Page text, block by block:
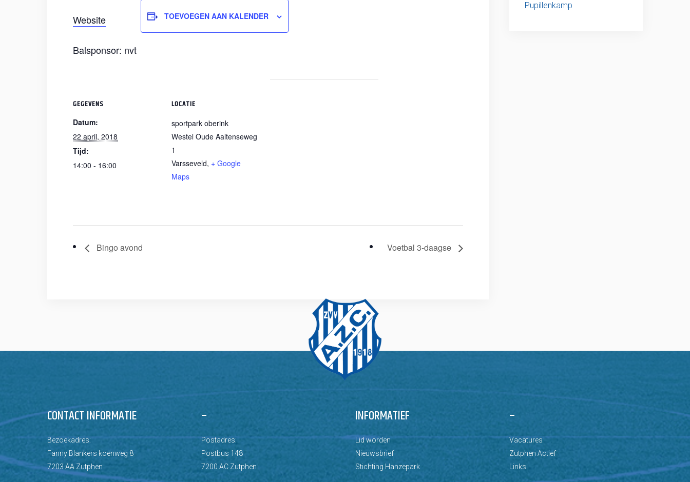
Website
Balsponsor: nvt
TOEVOEGEN AAN KALENDER
GEGEVENS
Datum:
22 april, 2018
Tijd:
14:00 - 16:00
LOCATIE
sportpark oberink
Westel Oude Aaltenseweg
1
Varsseveld, + Google
Maps
Bingo avond Voetbal 3-daagse
Pupillenkamp
CONTACT INFORMATIE
Bezoekadres:
Fanny Blankers koenweg 8
7203 AA Zutphen
–
Postadres:
Postbus 148
7200 AC Zutphen
INFORMATIEF
Lid worden
Nieuwsbrief
Stichting Hanzepark
–
Vacatures
Zutphen Actief
Links